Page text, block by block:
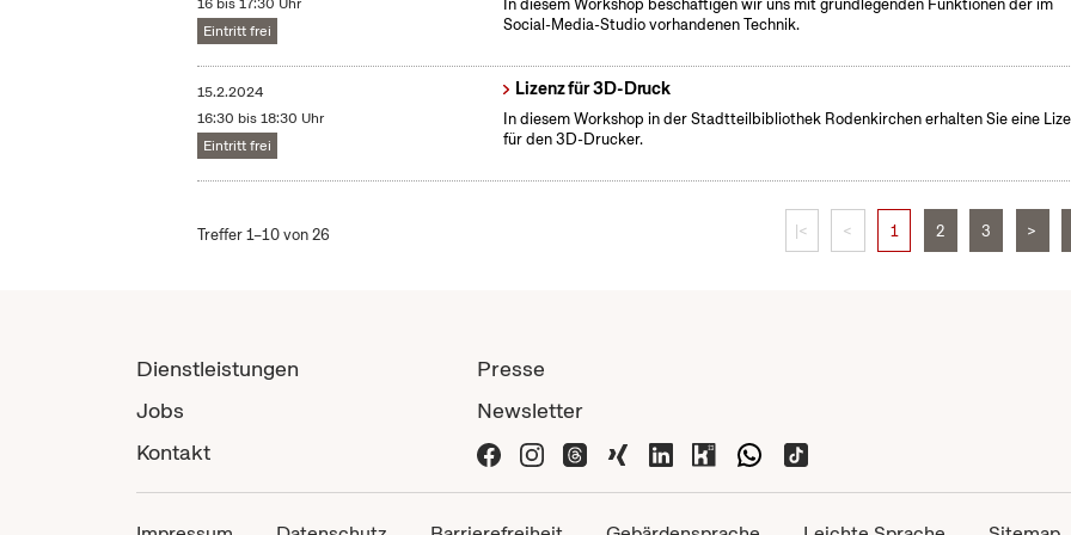
Eintritt frei
In diesem Workshop beschäftigen wir uns mit grundlegenden Funktionen der im
Social-Media-Studio vorhandenen Technik.
15.2.2024
16:30 bis 18:30 Uhr
Eintritt frei
Lizenz für 3D-Druck
In diesem Workshop in der Stadtteilbibliothek Rodenkirchen erhalten Sie eine
für den 3D-Drucker.
Treffer 1–10 von 26 |< < 1 2 3 >
Dienstleistungen
Jobs
Kontakt
Presse
Newsletter